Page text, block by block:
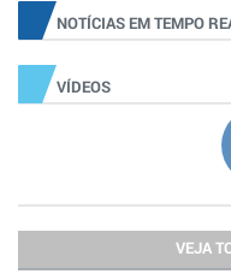
NOTÍCIAS EM TEMPO
VÍDEOS
VEJA